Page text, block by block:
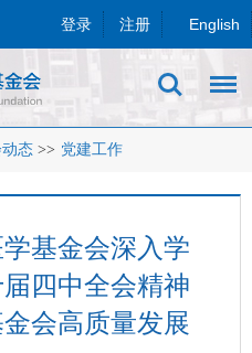
登录 注册 English
态 >> 党建工作
基金会深入学
四中全会精神
会高质量发展